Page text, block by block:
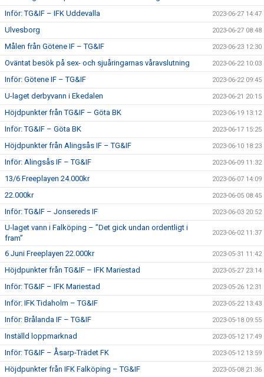
Inför: TG&IF – IFK Uddevalla 2023-06-27 14:47
Ulvesborg 2023-06-27 08:48
Målen från Götene IF – TG&IF 2023-06-23 12:30
Oväntat besök på sex- och sjuåringarnas våravslutning 2023-06-22 10:03
Inför: Götene IF – TG&IF 2023-06-22 09:45
U-laget derbyvann i Ekedalen 2023-06-21 20:15
Höjdpunkter från TG&IF – Göta BK 2023-06-19 13:12
Inför: TG&IF – Göta BK 2023-06-17 15:25
Höjdpunkter från Alingsås IF – TG&IF 2023-06-10 18:23
Inför: Alingsås IF – TG&IF 2023-06-09 11:32
13/6 Freeplayen 24.000kr 2023-06-07 14:09
22.000kr 2023-06-05 08:45
Inför: TG&IF – Jonsereds IF 2023-06-03 20:52
U-laget vann i Falköping – ”Det gick undan ordentligt i
fram”
2023-06-02 11:37
6 Juni Freeplayen 22.000kr 2023-05-31 11:42
Höjdpunkter från TG&IF – IFK Mariestad 2023-05-27 23:14
Inför: TG&IF – IFK Mariestad 2023-05-26 12:31
Inför: IFK Tidaholm – TG&IF 2023-05-22 13:43
Inför: Brålanda IF – TG&IF 2023-05-18 09:55
Inställd loppmarknad 2023-05-12 17:49
Inför: TG&IF – Åsarp-Trädet FK 2023-05-12 13:59
Höjdpunkter från IFK Falköping – TG&IF 2023-05-08 21:36